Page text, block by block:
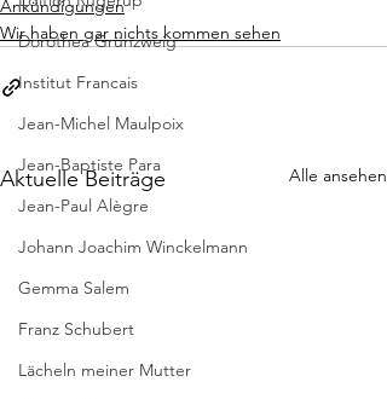
Dorothea Grünzweig
Institut Francais
Jean-Michel Maulpoix
Jean-Baptiste Para
Jean-Paul Alègre
Johann Joachim Winckelmann
Gemma Salem
Franz Schubert
Lächeln meiner Mutter
Ankündigungen
Wir haben gar nichts kommen sehen
Aktuelle Beiträge Alle ansehen